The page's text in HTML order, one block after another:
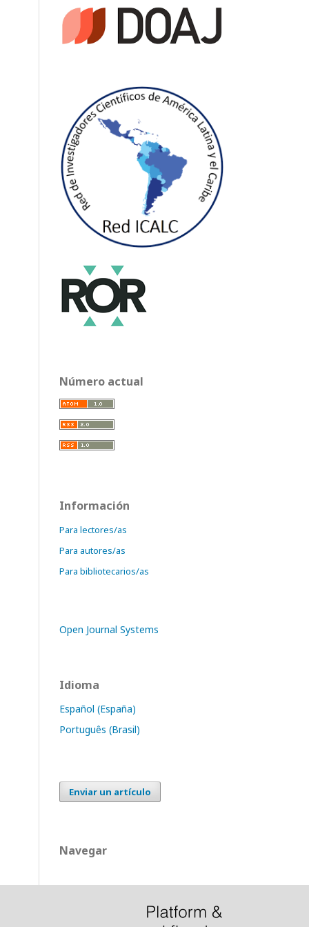
Número actual
Información
Para lectores/as
Para autores/as
Para bibliotecarios/as
Open Journal Systems
Idioma
Español (España)
Português (Brasil)
Enviar un artículo
Navegar